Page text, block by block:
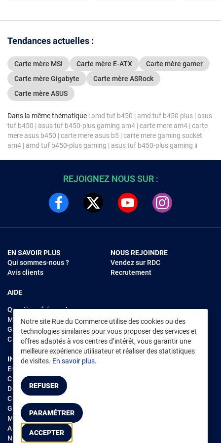
Tendances actuelles :
Carte mère MSI Carte mère E-ATX
Carte mère gamer
Carte mère Gigabyte
Carte mère ASRock
Carte mère ASUS
Dans la même thématique : amd tuf b450 | amd tuf b450 plus | asus
tuf b450 | asus tuf b450-plus gaming am4 | carte mere am4 | carte
mere asus b450 | carte mere asus b5 | carte mere gaming socket
am4 | amd tuf b450-plus gaming | asus tuf b450-plus gaming ii
Notre site Rue du Commerce utilise des cookies ou des
technologies similaires pour vous proposer des services et
offres adaptés à vos centres d’intérêt, vous garantir une
meilleure expérience utilisateur et réaliser des statistiques
de visites. En savoir plus.
REFUSER
PARAMÉTRER
ACCEPTER
REJOIGNEZ NOUS SUR :
EN SAVOIR PLUS
Qui sommes-nous ?
Avis clients
AIDE
Questions fréquentes
Modes de règlements
Garantie et retours
Contacter Rue du Commerce
NOUS REJOINDRE
Vendez sur RDC
Recrutement
INFORMATIONS LÉGALES
Environnement
CGV /CGU Marketplace
Données personnelles
Cookies
Gérer mes cookies
Mentions légales
Accessibilité : non conforme
Notice d'accessibilité